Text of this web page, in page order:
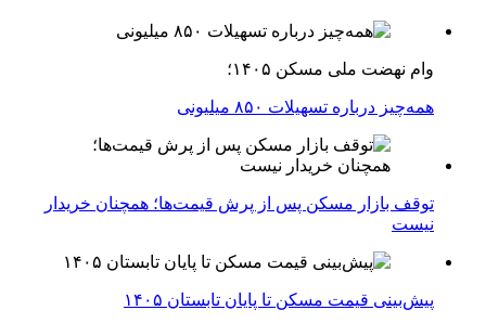
وام نهضت ملی مسکن ۱۴۰۵؛
همه‌چیز درباره تسهیلات ۸۵۰ میلیونی
توقف بازار مسکن پس از پرش قیمت‌ها؛ همچنان خریدار
نیست
پیش‌بینی قیمت مسکن تا پایان تابستان ۱۴۰۵